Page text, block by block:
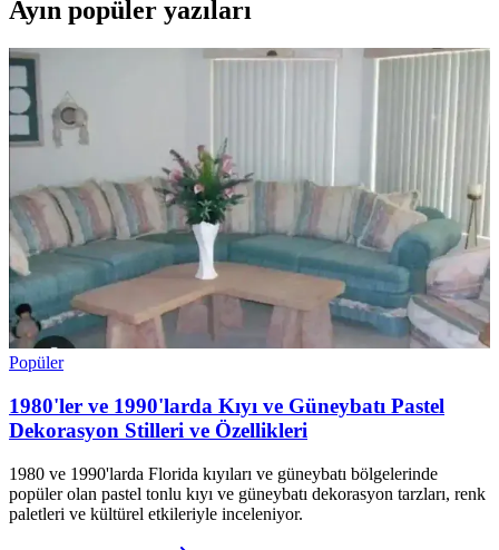
Ayın popüler yazıları
Popüler
1980'ler ve 1990'larda Kıyı ve Güneybatı Pastel
Dekorasyon Stilleri ve Özellikleri
1980 ve 1990'larda Florida kıyıları ve güneybatı bölgelerinde
popüler olan pastel tonlu kıyı ve güneybatı dekorasyon tarzları, renk
paletleri ve kültürel etkileriyle inceleniyor.